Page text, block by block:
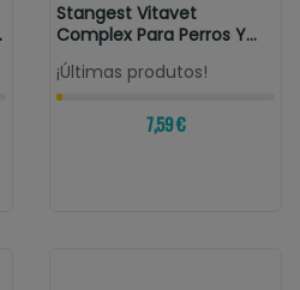
Stangest Vitavet
Complex Para Perros Y
Gatos
¡Últimas produtos!
7,59 €